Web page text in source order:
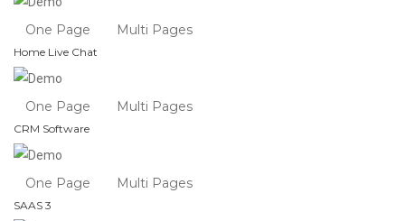
One Page Multi Pages
Home Live Chat
One Page Multi Pages
CRM Software
One Page Multi Pages
SAAS 3